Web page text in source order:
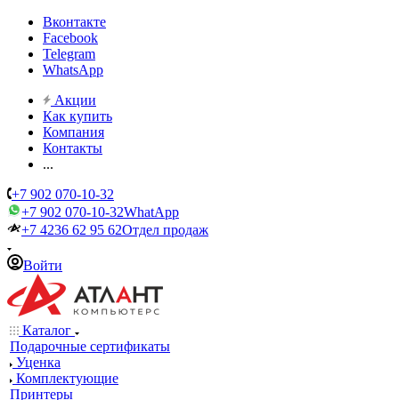
Вконтакте
Facebook
Telegram
WhatsApp
Акции
Как купить
Компания
Контакты
...
+7 902 070-10-32
+7 902 070-10-32WhatApp
+7 4236 62 95 62Отдел продаж
Войти
Каталог
Подарочные сертификаты
Уценка
Комплектующие
Принтеры